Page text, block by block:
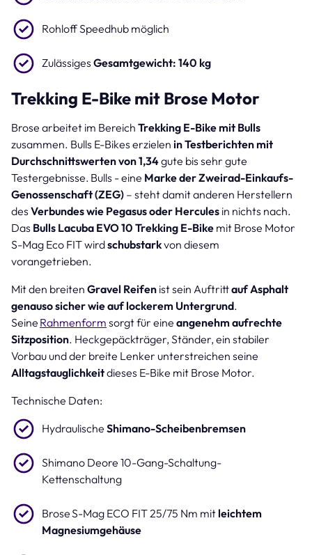
Rohloff Speedhub möglich
Zulässiges Gesamtgewicht: 140 kg
Trekking E-Bike mit Brose Motor
Brose arbeitet im Bereich Trekking E-Bike mit Bulls
zusammen. Bulls E-Bikes erzielen in Testberichten mit
Durchschnittswerten von 1,34gute bis sehr gute
Testergebnisse. Bulls - eine Marke der Zweirad-Einkaufs-
Genossenschaft (ZEG) – steht damit anderen Herstellern
des Verbundes wie Pegasus oder Hercules in nichts nach.
Das Bulls Lacuba EVO 10 Trekking E-Bike mit Brose Motor
S-Mag Eco FIT wirdschubstarkvon diesem
vorangetrieben.
Mit den breiten Gravel Reifen ist sein Auftrittauf Asphalt
genauso sicher wie auf lockerem Untergrund.
Seine Rahmenform sorgt für eine angenehm aufrechte
Sitzposition. Heckgepäckträger, Ständer, ein stabiler
Vorbau und der breite Lenker unterstreichen seine
Alltagstauglichkeitdieses E-Bike mit Brose Motor.
Technische Daten:
Hydraulische Shimano-Scheibenbremsen
Shimano Deore 10-Gang-Schaltung-
Kettenschaltung
Brose S-Mag ECO FIT 25/75 Nm mit leichtem
Magnesiumgehäuse